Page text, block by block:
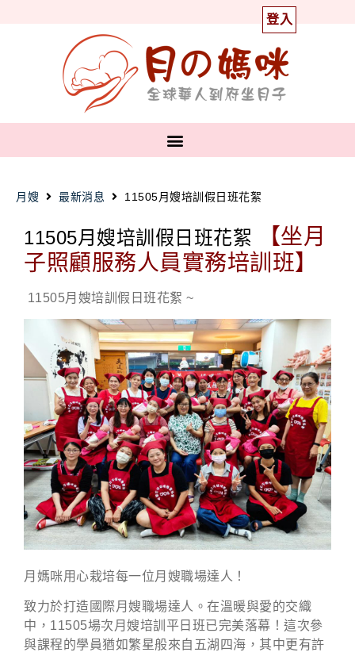
登入
月嫂 最新消息 11505月嫂培訓假日班花絮
11505月嫂培訓假日班花絮
【坐月
子照顧服務人員實務培訓班】
11505月嫂培訓假日班花絮 ~
月媽咪用心栽培每一位月嫂職場達人！
致力於打造國際月嫂職場達人。在溫暖與愛的交織
中，11505場次月嫂培訓平日班已完美落幕！這次參
與課程的學員猶如繁星般來自五湖四海，其中更有許